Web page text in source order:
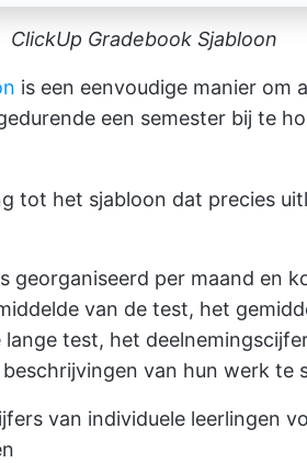
ClickUp Gradebook Sjabloon
is een eenvoudige manier om
een semester bij te
tot het sjabloon dat precies
georganiseerd per maand en
van de test, het
test, het
van hun werk te
van individuele leerlingen